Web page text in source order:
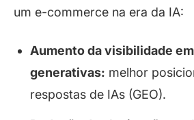
um e-commerce na era da IA:
Aumento da visibilidade
generativas: melhor
respostas de IAs (GEO).